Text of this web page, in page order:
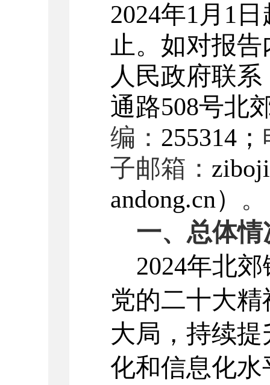
2024年1 月 1
止。如对报
人民政府联系
通路508号北
编： 255314 ；
子邮箱：
andong.cn） 。
一、总体情
2024年北郊
党的二十大
大局，持续
化和信息化